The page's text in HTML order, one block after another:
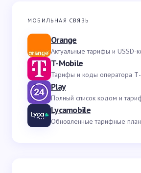
МОБИЛЬНАЯ СВЯЗЬ
Orange
Актуальные тарифы и
T-Mobile
Тарифы и коды оператора
Play
Полный список кодом и
Lycamobile
Обновленные тарифные